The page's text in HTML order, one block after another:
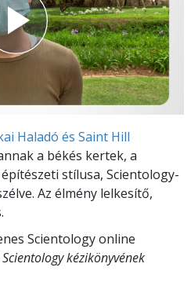
Haladó és Saint Hill
a békés kertek, a
stílusa, Scientology-
Az élmény lelkesítő,
Scientology online
Scientology kézikönyvének